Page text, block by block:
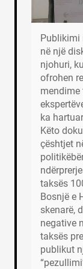
Publikimi
në një
njohuri,
ofrohen
mendime
ka
Këto
çështjet
taksës
Bosnjë e
skenarë,
negative
taksës
publikut